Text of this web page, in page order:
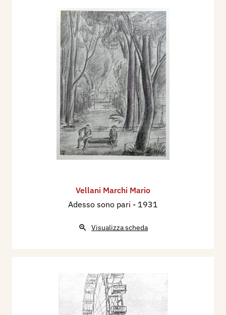
Vellani Marchi Mario
Adesso sono pari - 1931
Visualizza scheda